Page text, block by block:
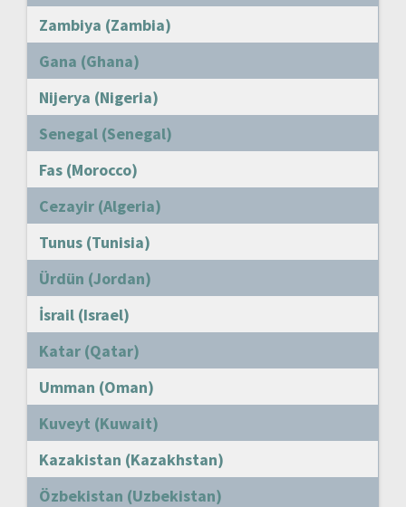
Zambiya (Zambia)
Gana (Ghana)
Nijerya (Nigeria)
Senegal (Senegal)
Fas (Morocco)
Cezayir (Algeria)
Tunus (Tunisia)
Ürdün (Jordan)
İsrail (Israel)
Katar (Qatar)
Umman (Oman)
Kuveyt (Kuwait)
Kazakistan (Kazakhstan)
Özbekistan (Uzbekistan)